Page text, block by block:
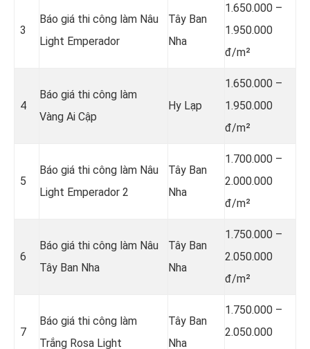
3
Báo giá thi công làm Nâu
Light Emperador
Tây Ban
Nha
1.650.000 –
1.950.000
đ/m²
4
Báo giá thi công làm
Vàng Ai Cập
Hy Lạp
1.650.000 –
1.950.000
đ/m²
5
Báo giá thi công làm Nâu
Light Emperador 2
Tây Ban
Nha
1.700.000 –
2.000.000
đ/m²
6
Báo giá thi công làm Nâu
Tây Ban Nha
Tây Ban
Nha
1.750.000 –
2.050.000
đ/m²
7
Báo giá thi công làm
Trắng Rosa Light
Tây Ban
Nha
1.750.000 –
2.050.000